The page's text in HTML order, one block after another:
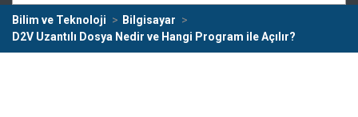
Bilim ve Teknoloji
Bilgisayar
D2V Uzantılı Dosya Nedir ve Hangi Program ile Açılır?